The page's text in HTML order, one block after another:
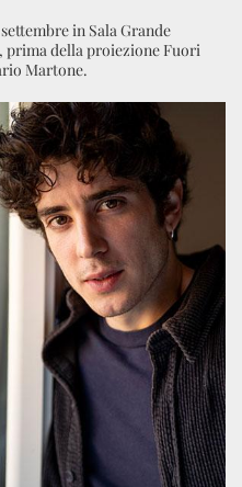
in Sala Grande
prima della proiezione Fuori
Martone.